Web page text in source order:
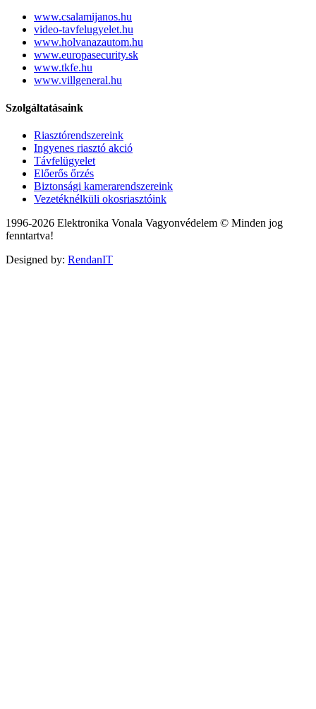
www.csalamijanos.hu
video-tavfelugyelet.hu
www.holvanazautom.hu
www.europasecurity.sk
www.tkfe.hu
www.villgeneral.hu
Szolgáltatásaink
Riasztórendszereink
Ingyenes riasztó akció
Távfelügyelet
Előerős őrzés
Biztonsági kamerarendszereink
Vezetéknélküli okosriasztóink
1996-2026 Elektronika Vonala Vagyonvédelem © Minden jog
fenntartva!
Designed by: RendanIT